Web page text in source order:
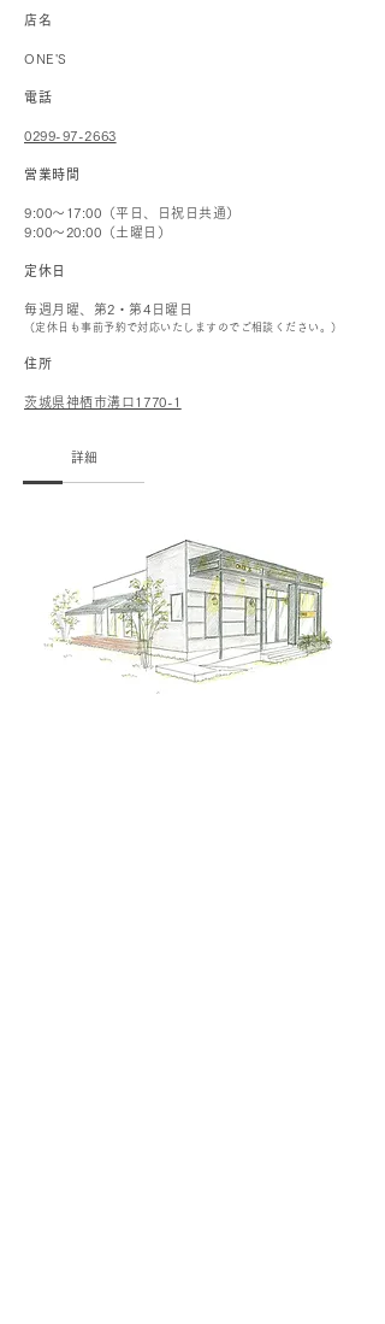
店名
ONE'S
電話
0299-97-2663
営業時間
9:00〜17:00（平日、日祝日共通）
9:00〜20:00（土曜日）
定休日
毎週月曜、第2・第4日曜日
（定休日も事前予約で対応いたしますのでご相談ください。）
住所
茨城県神栖市溝口1770-1
詳細